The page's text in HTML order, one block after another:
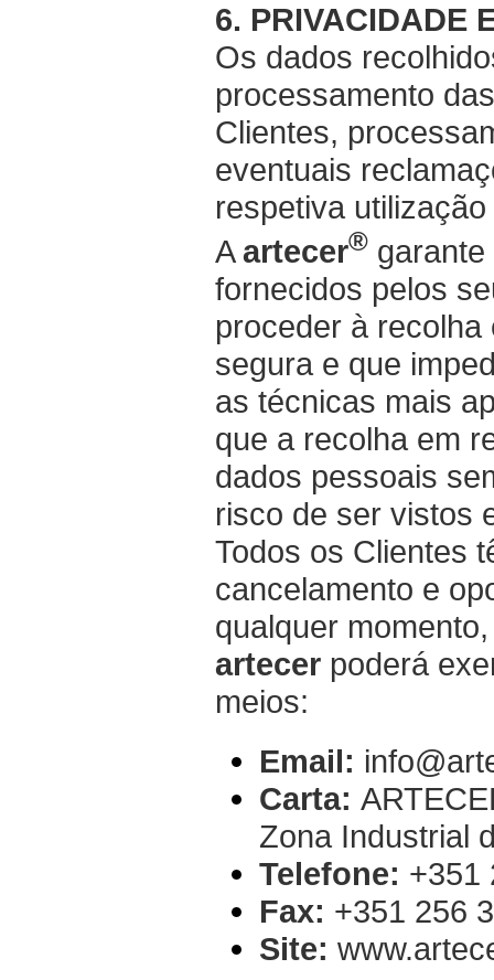
6. PRIVACIDADE
Os dados
processamento
Clientes,
eventuais
respetiva
Aartecer®
fornecidos pelos
proceder à
segura e que
as técnicas mais
que a recolha em
dados pessoais
risco de ser vistos
Todos os Clientes
cancelamento e
qualquer
artecer poderá
meios:
Email:
Carta:
Zona Industrial
Telefone: +351
Fax: +351 256
Site: